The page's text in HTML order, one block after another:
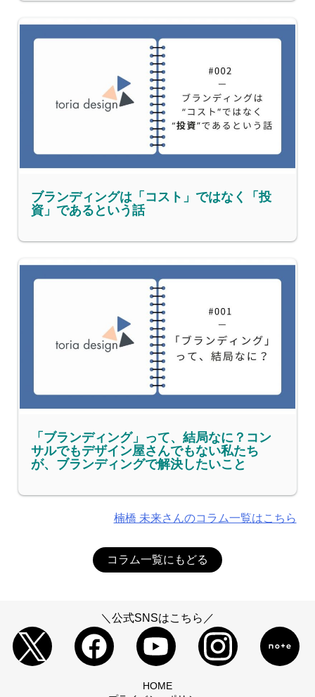
ブランディングは「コスト」ではなく「投
資」であるという話
「ブランディング」って、結局なに？コン
サルでもデザイン屋さんでもない私たち
が、ブランディングで解決したいこと
楠橋 未来さんのコラム一覧はこちら
コラム一覧にもどる
＼公式SNSはこちら／
HOME